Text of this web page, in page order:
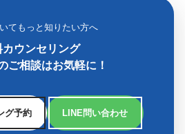
てもっと知りたい方へ
カウンセリング
ご相談はお気軽に！
グ予約 LINE問い合わせ